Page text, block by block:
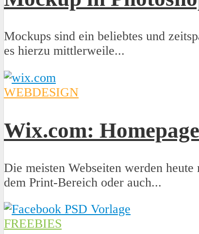
Mockups sind ein beliebtes und
es hierzu mittlerweile...
WEBDESIGN
Wix.com:
Die meisten Webseiten werden
dem Print-Bereich oder auch...
FREEBIES